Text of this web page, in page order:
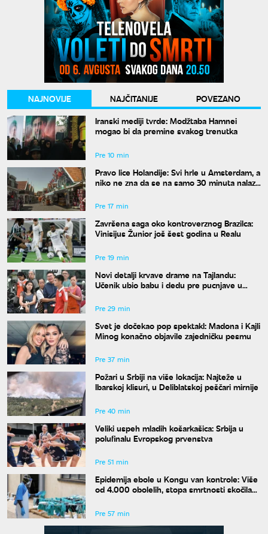
NAJNOVIJE NAJČITANIJE
POVEZANO
Iranski mediji tvrde: Modžtaba Hamnei
mogao bi da premine svakog trenutka
Pre 10 min
Pravo lice Holandije: Svi hrle u Amsterdam, a
niko ne zna da se na samo 30 minuta nalazi
Pre 17 min
Završena saga oko kontroverznog Brazilca:
Vinisijus Žunior još šest godina u Realu
Pre 19 min
Novi detalji krvave drame na Tajlandu:
Učenik ubio babu i dedu pre pucnjave u
Pre 29 min
Svet je dočekao pop spektakl: Madona i Kajli
Minog konačno objavile zajedničku pesmu
Pre 37 min
Požari u Srbiji na više lokacija: Najteže u
Ibarskoj klisuri, u Deliblatskoj peščari mirnije
Pre 40 min
Veliki uspeh mladih košarkašica: Srbija u
polufinalu Evropskog prvenstva
Pre 51 min
Epidemija ebole u Kongu van kontrole: Više
od 4.000 obolelih, stopa smrtnosti skočila
Pre 57 min